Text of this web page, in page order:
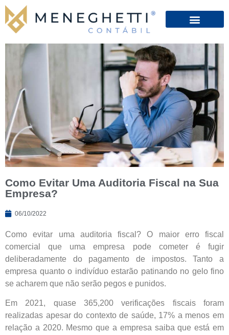
Como Evitar Uma Auditoria Fiscal na Sua
Empresa?
06/10/2022
Como evitar uma auditoria fiscal? O maior erro fiscal
comercial que uma empresa pode cometer é fugir
deliberadamente do pagamento de impostos. Tanto a
empresa quanto o indivíduo estarão patinando no gelo fino
se acharem que não serão pegos e punidos.
Em 2021, quase 365,200 verificações fiscais foram
realizadas apesar do contexto de saúde, 17% a menos em
relação a 2020. Mesmo que a empresa saiba que está em